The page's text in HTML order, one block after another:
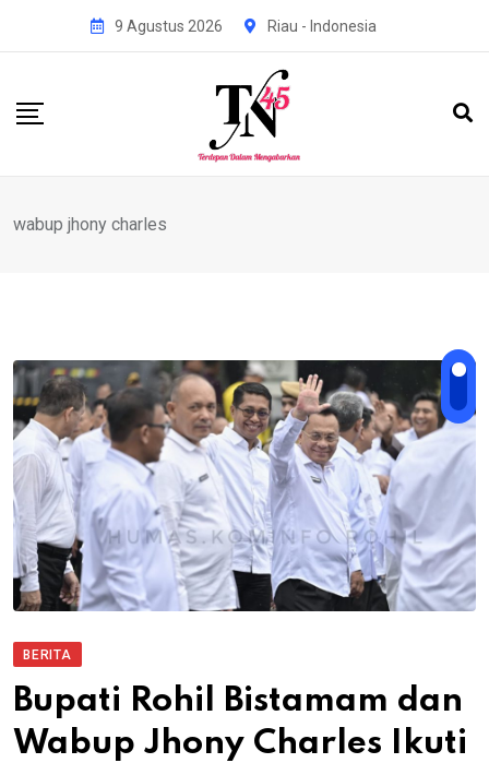
9 Agustus 2026 Riau - Indonesia
wabup jhony charles
BERITA
Bupati Rohil Bistamam dan
Wabup Jhony Charles Ikuti